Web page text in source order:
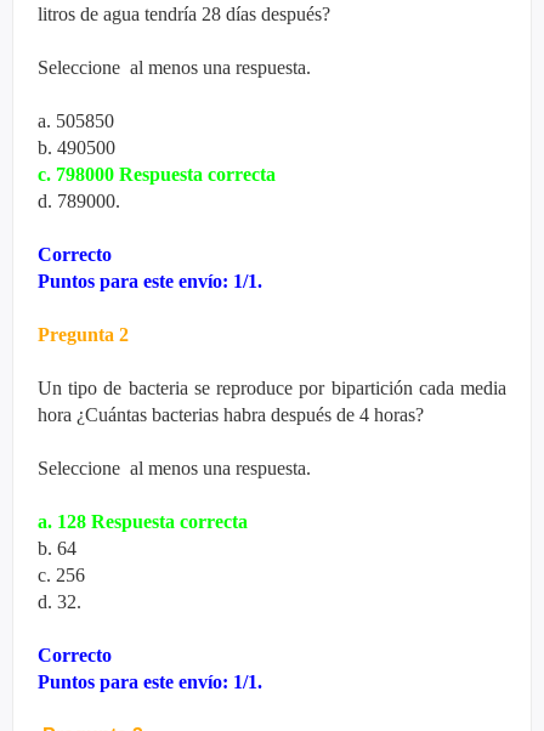
litros de agua tendría 28 días después?
Seleccione al menos una respuesta.
a. 505850
b. 490500
c. 798000 Respuesta correcta
d. 789000.
Correcto
Puntos para este envío: 1/1.
Pregunta 2
Un tipo de bacteria se reproduce por bipartición cada media
hora ¿Cuántas bacterias habra después de 4 horas?
Seleccione al menos una respuesta.
a. 128 Respuesta correcta
b. 64
c. 256
d. 32.
Correcto
Puntos para este envío: 1/1.